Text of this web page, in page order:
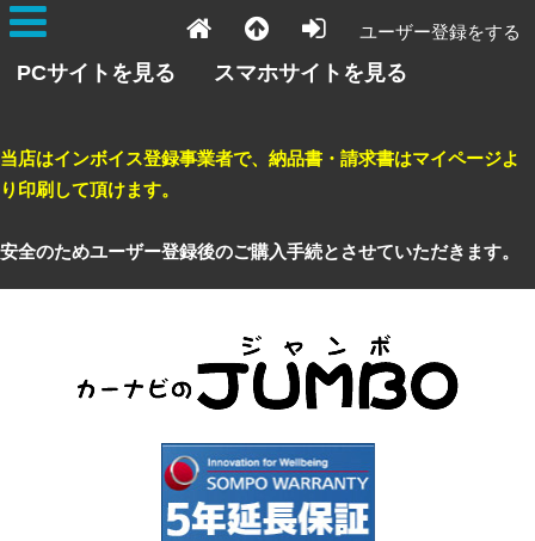
PCサイトを見る スマホサイトを見る
当店はインボイス登録事業者で、納品書・請求書はマイページよ
り印刷して頂けます。
安全のためユーザー登録後のご購入手続とさせていただきます。
ユーザー登録をする